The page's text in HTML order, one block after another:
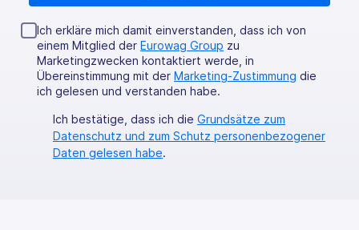
Ich erkläre mich damit einverstanden, dass ich von
einem Mitglied der Eurowag Group zu
Marketingzwecken kontaktiert werde, in
Übereinstimmung mit der Marketing-Zustimmung die
ich gelesen und verstanden habe.
Ich bestätige, dass ich die Grundsätze zum
Datenschutz und zum Schutz personenbezogener
Daten gelesen habe.